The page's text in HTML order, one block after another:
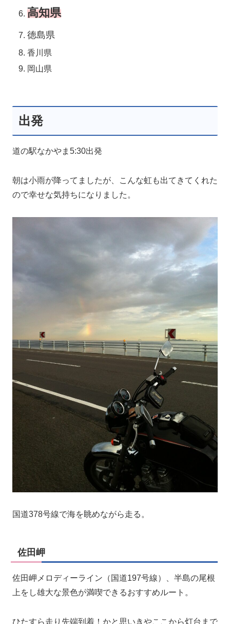
高知県
徳島県
香川県
岡山県
出発
道の駅なかやま5:30出発
朝は小雨が降ってましたが、こんな虹も出てきてくれた
ので幸せな気持ちになりました。
国道378号線で海を眺めながら走る。
佐田岬
佐田岬メロディーライン（国道197号線）、半島の尾根
上をし雄大な景色が満喫できるおすすめルート。
ひたすら走り先端到着！かと思いきやここから灯台まで